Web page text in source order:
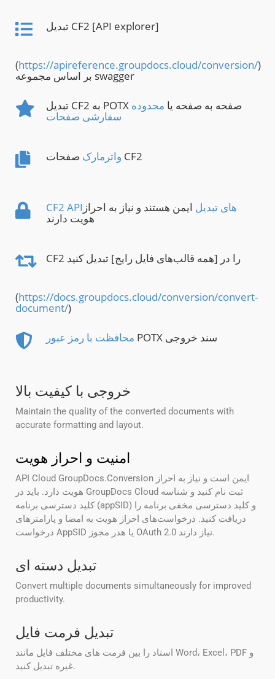
تبدیل CF2 [API explorer]
(https://apireference.groupdocs.cloud/conversion/)
بر اساس مجموعه swagger
تبدیل CF2 به POTX صفحه به صفحه یا محدوده
سفارشی صفحات
واترمارک صفحات CF2
CF2 APIهای تبدیل ایمن هستند و نیاز به احراز
هویت دارند
CF2 را در [همه قالب‌های فایل رایج] تبدیل کنید
(https://docs.groupdocs.cloud/conversion/convert-
document/)
محافظت با رمز عبور POTX سند خروجی
خروجی با کیفیت بالا
Maintain the quality of the converted documents with
accurate formatting and layout.
امنیت و احراز هویت
API Cloud GroupDocs.Conversion ایمن است و نیاز به احراز
هویت دارد. باید در GroupDocs Cloud ثبت نام کنید و شناسه
کلید دسترسی برنامه (appSID) و کلید دسترسی مخفی برنامه را
دریافت کنید. درخواست‌های احراز هویت به امضا و پارامترهای
درخواست AppSID یا هدر مجوز OAuth 2.0 نیاز دارند.
تبدیل دسته ای
Convert multiple documents simultaneously for improved
productivity.
تبدیل فرمت فایل
اسناد را بین فرمت های مختلف فایل مانند Word، Excel، PDF و
غیره تبدیل کنید.